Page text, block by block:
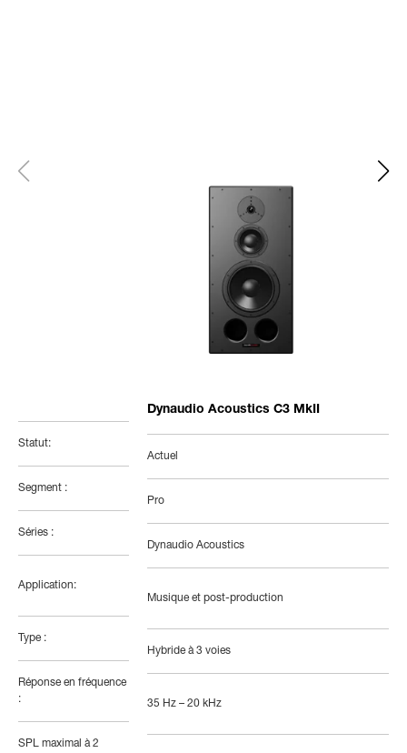
Statut:
Segment :
Séries :
Application:
Type :
Réponse en fréquence
:
SPL maximal à 2
Dynaudio Acoustics C3 MkII
Actuel
Pro
Dynaudio Acoustics
Musique et post-production
Hybride à 3 voies
35 Hz – 20 kHz